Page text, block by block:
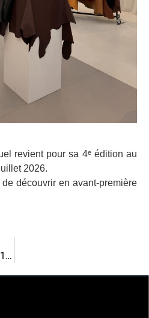
revient pour sa 4ᵉ édition au
2026.
découvrir en avant-première
APLF – Hong Kong, 12-14 Mars 2026